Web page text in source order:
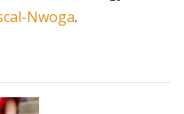
Nwoga.